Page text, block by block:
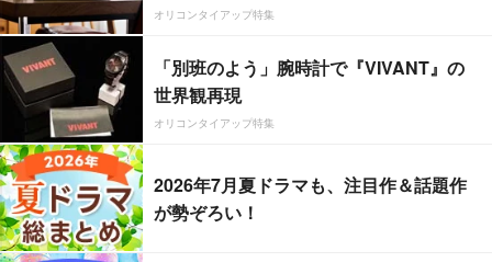
オリコンタイアップ特集
「別班のよう」腕時計で『VIVANT』の
世界観再現
オリコンタイアップ特集
2026年7月夏ドラマも、注目作＆話題作
が勢ぞろい！